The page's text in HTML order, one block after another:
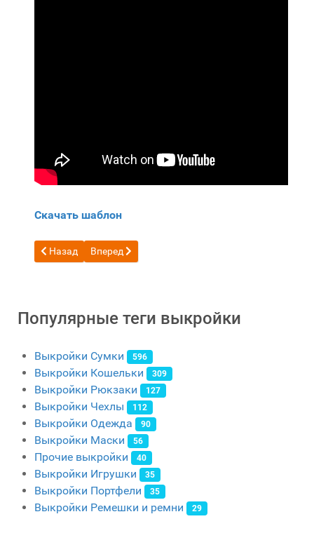
Скачать шаблон
Предыдущий: Бесплатная выкройка кошелька на Г-
Назад Следующий: Бесплатная выкройка кожаного
Вперед
Популярные теги выкройки
Выкройки Сумки 596
Выкройки Кошельки 309
Выкройки Рюкзаки 127
Выкройки Чехлы 112
Выкройки Одежда 90
Выкройки Маски 56
Прочие выкройки 40
Выкройки Игрушки 35
Выкройки Портфели 35
Выкройки Ремешки и ремни 29